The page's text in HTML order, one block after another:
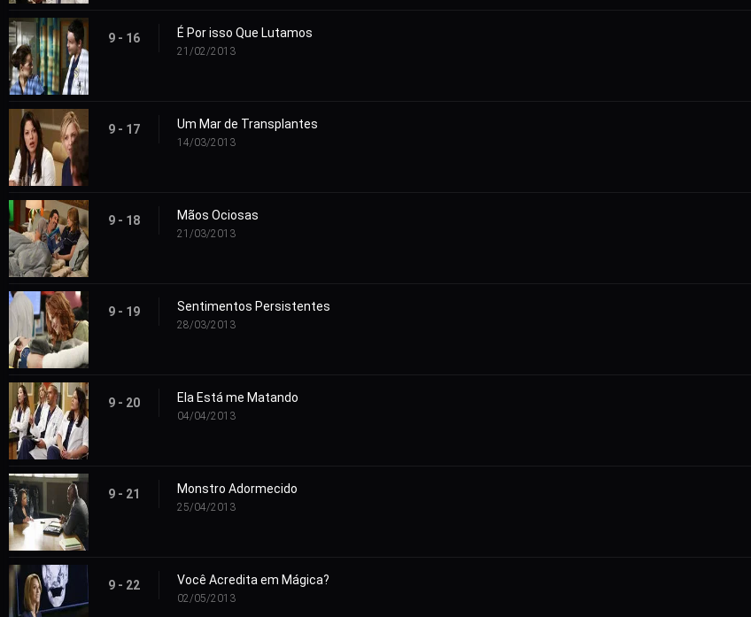
9 - 16 É Por isso Que Lutamos
21/02/2013
9 - 17 Um Mar de Transplantes
14/03/2013
9 - 18 Mãos Ociosas
21/03/2013
9 - 19 Sentimentos Persistentes
28/03/2013
9 - 20 Ela Está me Matando
04/04/2013
9 - 21 Monstro Adormecido
25/04/2013
9 - 22 Você Acredita em Mágica?
02/05/2013